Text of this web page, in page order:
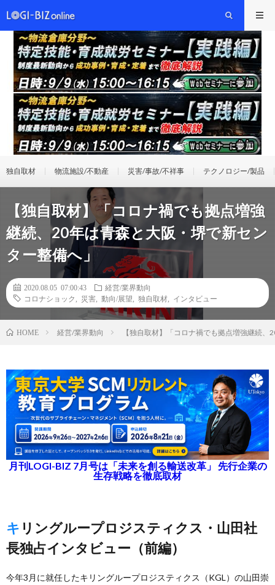
独自取材 物流施設/不動産 災害/事故/不祥事 テクノロジー/製品
【独自取材】「コロナ禍でも拠点増強
継続、20年は青森と大阪・堺で新セン
ター整備へ」
2020.08.05 07:00:43
経営/業界動向
コロナショック
災害 動向/展望 独自取材 インタビュー
HOME 経営/業界動向 【独自取材】「コロナ禍でも拠点増強継続
月刊LOGI-BIZ 7月号は「未来を創る輸送改革」 先行企業の
生存戦略を徹底取材
キリングループロジスティクス・山田社
長独占インタビュー（前編）
今年3月に就任したキリングループロジスティクス（KGL）の山田崇